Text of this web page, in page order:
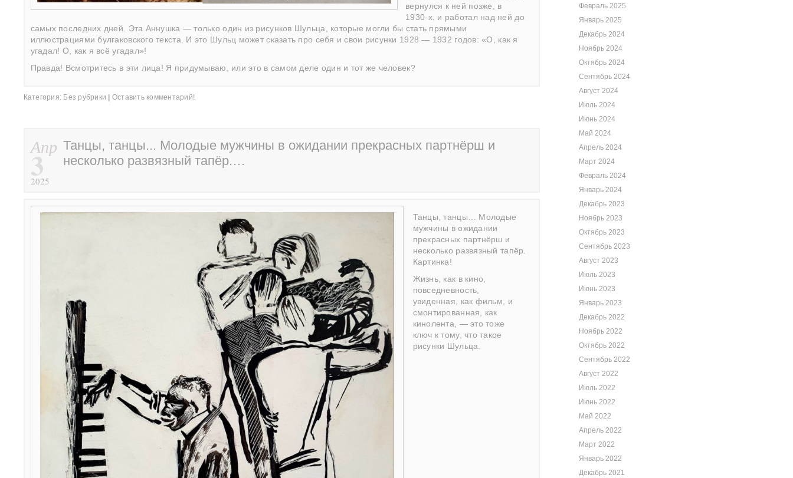
вернулся к ней позже, в
1930-х, и работал над ней до
самых последних дней. Эта Аннушка — только один из рисунков Шульца, которые могли бы стать прямыми
иллюстрациями булгаковского текста. И это Шульц может сказать про себя и свои рисунки 1928 — 1932 годов: «О, как я
угадал! О, как я всё угадал»!
Правда! Всмотритесь в эти лица! Я придумываю, или это в самом деле один и тот же человек?
Категория: Без рубрики Оставить комментарий!
Апр
3
2025
Танцы, танцы... Молодые мужчины в ожидании прекрасных партнёрш и
несколько развязный тапёр.…
Танцы, танцы… Молодые
мужчины в ожидании
прекрасных партнёрш и
несколько развязный тапёр.
Картинка!
Жизнь, как в кино,
повседневность,
увиденная, как фильм, и
смонтированная, как
кинолента, — это тоже
ключ к тому, что такое
рисунки Шульца.
Февраль 2025
Январь 2025
Декабрь 2024
Ноябрь 2024
Октябрь 2024
Сентябрь 2024
Август 2024
Июль 2024
Июнь 2024
Май 2024
Апрель 2024
Март 2024
Февраль 2024
Январь 2024
Декабрь 2023
Ноябрь 2023
Октябрь 2023
Сентябрь 2023
Август 2023
Июль 2023
Июнь 2023
Январь 2023
Декабрь 2022
Ноябрь 2022
Октябрь 2022
Сентябрь 2022
Август 2022
Июль 2022
Июнь 2022
Май 2022
Апрель 2022
Март 2022
Январь 2022
Декабрь 2021